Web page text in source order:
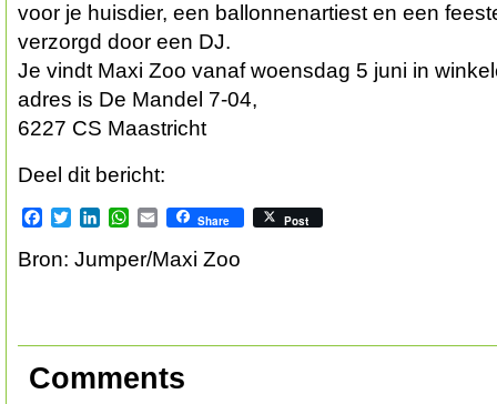
voor je huisdier, een ballonnenartiest en een
verzorgd door een DJ.
Je vindt Maxi Zoo vanaf woensdag 5 juni in
adres is De Mandel 7-04,
6227 CS Maastricht
Deel dit bericht:
Facebook
TwitterLinkedInWhatsApp
EmailShare Post
Bron: Jumper/Maxi Zoo
Comments